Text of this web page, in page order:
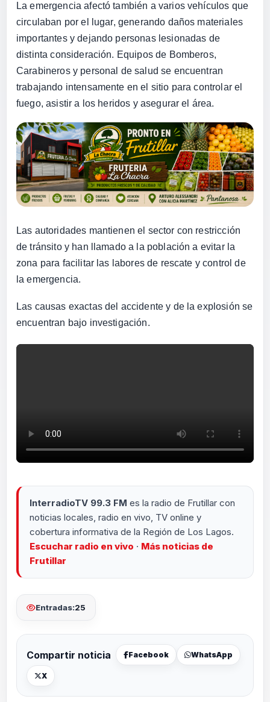
La emergencia afectó también a varios vehículos que
circulaban por el lugar, generando daños materiales
importantes y dejando personas lesionadas de
distinta consideración. Equipos de Bomberos,
Carabineros y personal de salud se encuentran
trabajando intensamente en el sitio para controlar el
fuego, asistir a los heridos y asegurar el área.
Las autoridades mantienen el sector con restricción
de tránsito y han llamado a la población a evitar la
zona para facilitar las labores de rescate y control de
la emergencia.
Las causas exactas del accidente y de la explosión se
encuentran bajo investigación.
InterradioTV 99.3 FM es la radio de Frutillar con
noticias locales, radio en vivo, TV online y
cobertura informativa de la Región de Los Lagos.
Escuchar radio en vivo · Más noticias de
Frutillar
Entradas:25
Compartir noticia Facebook WhatsApp
X